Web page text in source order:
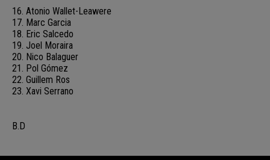
16. Atonio Wallet-Leawere
17. Marc Garcia
18. Eric Salcedo
19. Joel Moraira
20. Nico Balaguer
21. Pol Gómez
22. Guillem Ros
23. Xavi Serrano
B.D